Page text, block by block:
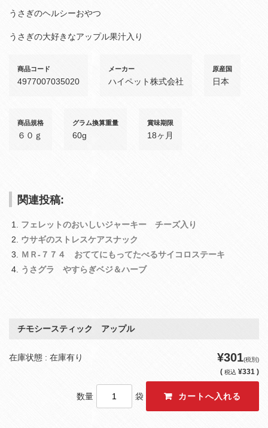
うさぎのヘルシーおやつ
うさぎの大好きなアップル果汁入り
商品コード
4977007035020
メーカー
ハイペット株式会社
原産国
日本
商品規格
６０ｇ
グラム換算重量
60g
賞味期限
18ヶ月
関連投稿:
フェレットのおいしいジャーキー チーズ入り
ウサギのストレスケアスナック
ＭＲ‐７７４ おててにもってたべるサイコロステーキ
うさグラ やすらぎベジ＆ハーブ
チモシースティック アップル
在庫状態 : 在庫有り ¥301(税別)
( 税込 ¥331 )
数量 袋